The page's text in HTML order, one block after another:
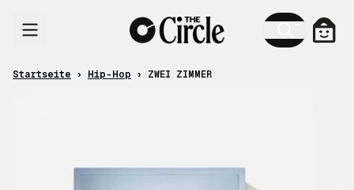
Startseite › Hip-Hop › ZWEI ZIMMER